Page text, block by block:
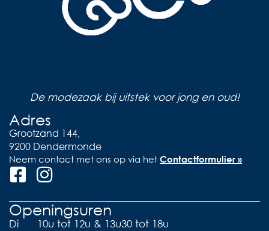
De modezaak bij uitstek voor jong en oud!
Adres
Grootzand 144,
9200 Dendermonde
Neem contact met ons op via het Contactformulier »
Openingsuren
Di
10u tot 12u & 13u30 tot 18u